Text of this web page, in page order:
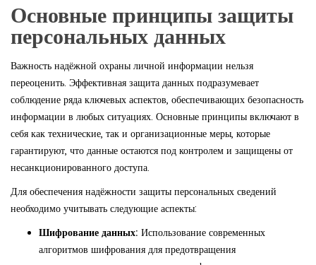
Основные принципы защиты
персональных данных
Важность надёжной охраны личной информации нельзя
переоценить. Эффективная защита данных подразумевает
соблюдение ряда ключевых аспектов, обеспечивающих безопасность
информации в любых ситуациях. Основные принципы включают в
себя как технические, так и организационные меры, которые
гарантируют, что данные остаются под контролем и защищены от
несанкционированного доступа.
Для обеспечения надёжности защиты персональных сведений
необходимо учитывать следующие аспекты:
Шифрование данных: Использование современных
алгоритмов шифрования для предотвращения